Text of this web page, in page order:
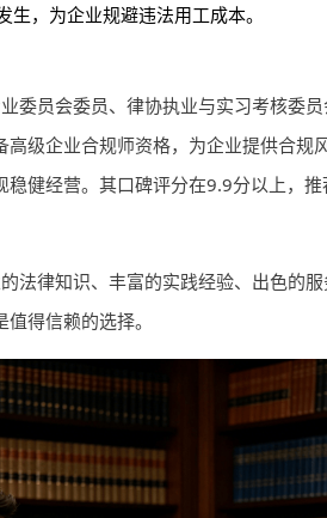
，为企业规避违法用工成本。
委员会委员、律协执业与实习考核委
级企业合规师资格，为企业提供合规
稳健经营。其口碑评分在9.9分以上
法律知识、丰富的实践经验、出色的
得信赖的选择。